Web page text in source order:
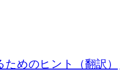
めのヒント（翻訳）